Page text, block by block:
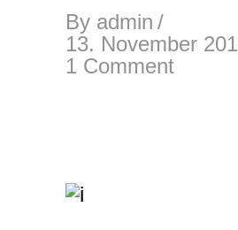
By admin
13. November
1 Comment